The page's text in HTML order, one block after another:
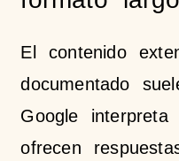
El contenido
documentado
Google
ofrecen